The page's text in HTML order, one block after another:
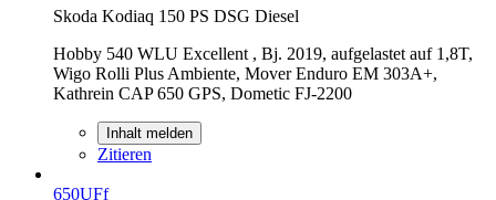
Skoda Kodiaq 150 PS DSG Diesel
Hobby 540 WLU Excellent , Bj. 2019, aufgelastet auf 1,8T,
Wigo Rolli Plus Ambiente, Mover Enduro EM 303A+,
Kathrein CAP 650 GPS, Dometic FJ-2200
Inhalt melden
Zitieren
650UFf